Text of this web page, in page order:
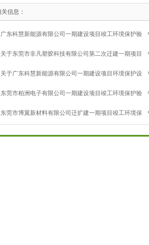
信息：
广东科慧新能源有限公司一期建设项目竣工环境保护验
关于东莞市非凡塑胶科技有限公司第二次迁建一期项目
关于广东科慧新能源有限公司一期建设项目环境保护设
东莞市柏洲电子有限公司一期建设项目竣工环境保护验
东莞市博翼新材料有限公司迁扩建一期项目竣工环境保
护验收意见